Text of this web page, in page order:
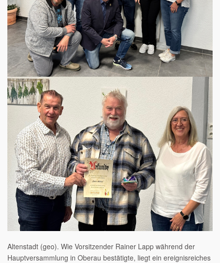
Altenstadt (geo). Wie Vorsitzender Rainer Lapp während der
Hauptversammlung in Oberau bestätigte, liegt ein ereignisreiches